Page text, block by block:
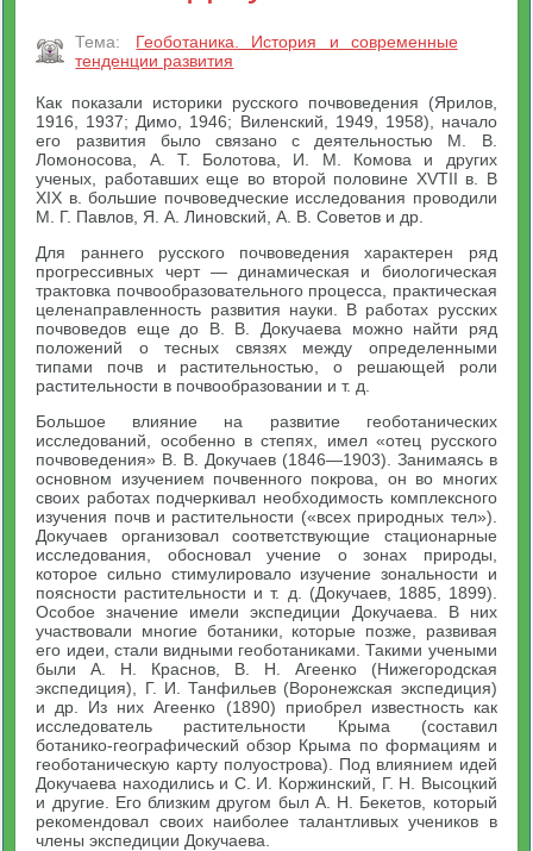
Тема:
Геоботаника. История и современные
тенденции развития
Как показали историки русского почвоведения (Ярилов,
1916, 1937; Димо, 1946; Виленский, 1949, 1958), начало
его развития было связано с деятельностью М. В.
Ломоносова, А. Т. Болотова, И. М. Комова и других
ученых, работавших еще во второй половине XVTII в. В
XIX в. большие почвоведческие исследования проводили
М. Г. Павлов, Я. А. Линовский, А. В. Советов и др.
Для раннего русского почвоведения характерен ряд
прогрессивных черт — динамическая и биологическая
трактовка почвообразовательного процесса, практическая
целенаправленность развития науки. В работах русских
почвоведов еще до B. В. Докучаева можно найти ряд
положений о тесных связях между определенными
типами почв и растительностью, о решающей роли
растительности в почвообразовании и т. д.
Большое влияние на развитие геоботанических
исследований, особенно в степях, имел «отец русского
почвоведения» В. В. Докучаев (1846—1903). Занимаясь в
основном изучением почвенного покрова, он во многих
своих работах подчеркивал необходимость комплексного
изучения почв и растительности («всех природных тел»).
Докучаев организовал соответствующие стационарные
исследования, обосновал учение о зонах природы,
которое сильно стимулировало изучение зональности и
поясности растительности и т. д. (Докучаев, 1885, 1899).
Особое значение имели экспедиции Докучаева. В них
участвовали многие ботаники, которые позже, развивая
его идеи, стали видными геоботаниками. Такими учеными
были А. Н. Краснов, В. Н. Агеенко (Нижегородская
экспедиция), Г. И. Танфильев (Воронежская экспедиция)
и др. Из них Агеенко (1890) приобрел известность как
исследователь растительности Крыма (составил
ботанико-географический обзор Крыма по формациям и
геоботаническую карту полуострова). Под влиянием идей
Докучаева находились и C. И. Коржинский, Г. Н. Высоцкий
и другие. Его близким другом был А. Н. Бекетов, который
рекомендовал своих наиболее талантливых учеников в
члены экспедиции Докучаева.